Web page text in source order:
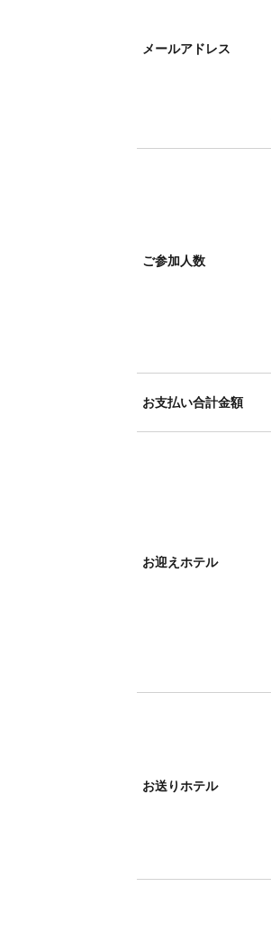
メールアドレス
ご参加人数
お支払い合計金額
お迎えホテル
お送りホテル